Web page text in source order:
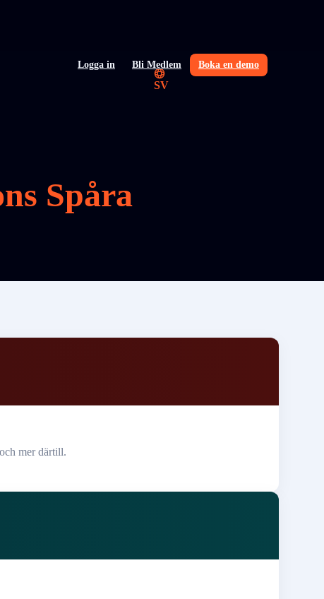
Logga in Bli Medlem Boka en demo
SV
Spåra
mer därtill.